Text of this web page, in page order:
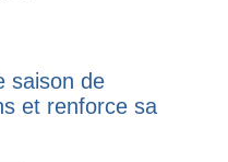
saison de
et renforce sa